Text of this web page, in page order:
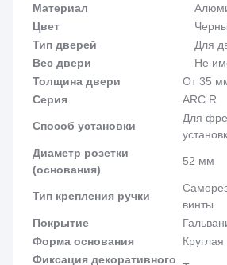
Материал
Цвет
Тип дверей
Для
Вес двери
Не
Толщина двери
От 35
Серия
ARC.R
Способ установки
Для
Диаметр розетки
(основания)
52 мм
Тип крепления ручки
винты
Покрытие
Форма основания
Круглая
Фиксация декоративного